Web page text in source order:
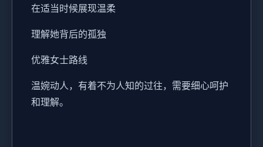
在适当时候展现温柔
理解她背后的孤独
优雅女士路线
温婉动人，有着不为人知的过往，需要细心呵护
和理解。